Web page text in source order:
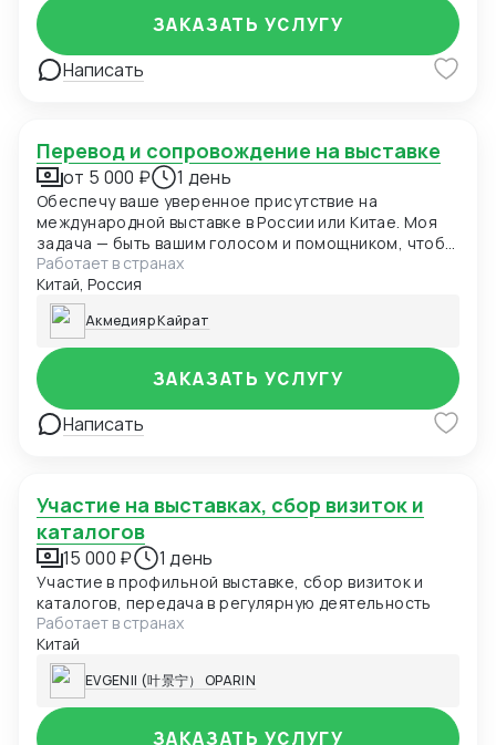
Написать
ЗАКАЗАТЬ УСЛУГУ
Перевод и сопровождение на выставке
от 5 000 ₽ 1 день
Обеспечу ваше уверенное присутствие на
международной выставке в России или Китае. Моя
задача — быть вашим голосом и помощником, чтобы
вы могли полностью сосредоточиться на бизнес-
целях.
Работает в странах
Китай, Россия
Акмедияр Кайрат
Написать
ЗАКАЗАТЬ УСЛУГУ
Участие на выставках, сбор визиток и
каталогов
15 000 ₽ 1 день
Участие в профильной выставке, сбор визиток и
каталогов, передача в регулярную деятельность
Работает в странах
Китай
EVGENII (叶景宁） OPARIN
ЗАКАЗАТЬ УСЛУГУ